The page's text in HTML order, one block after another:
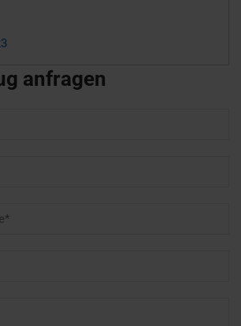
anfragen